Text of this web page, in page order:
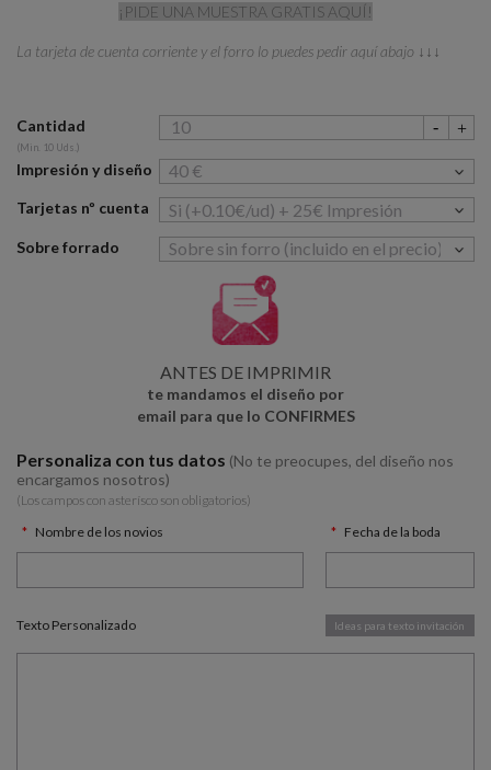
¡PIDE UNA MUESTRA GRATIS AQUÍ!
La tarjeta de cuenta corriente y el forro lo puedes pedir aquí abajo ↓↓↓
Cantidad
(Min. 10 Uds.)
Impresión y diseño
Tarjetas nº cuenta
Sobre forrado
ANTES DE IMPRIMIR
te mandamos el diseño por
email para que lo CONFIRMES
Personaliza con tus datos (No te preocupes, del diseño nos
encargamos nosotros)
(Los campos con asterísco son obligatorios)
Nombre de los novios
Fecha de la boda
Texto Personalizado Ideas para texto invitación